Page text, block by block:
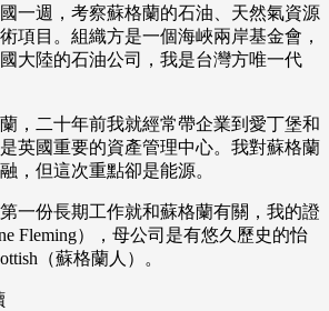
一週，考察蘇格蘭的石油、天然氣資源
項目。組織方是一個海峽兩岸基金會，
大陸的石油公司，我是台灣方唯一代
，二十年前我就經常帶企業到愛丁堡和
英國重要的資產管理中心。我對蘇格蘭
，但這次重點卻是能源。
一份長期工作就和蘇格蘭有關，我的證
Fleming），母公司是有悠久歷史的怡
（蘇格蘭人）。